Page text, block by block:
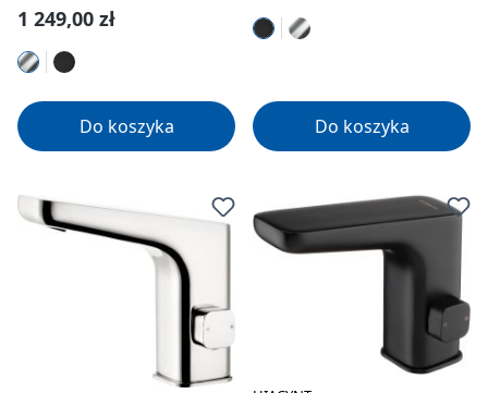
Cena regularna:
1 249,00 zł
Do koszyka Do koszyka